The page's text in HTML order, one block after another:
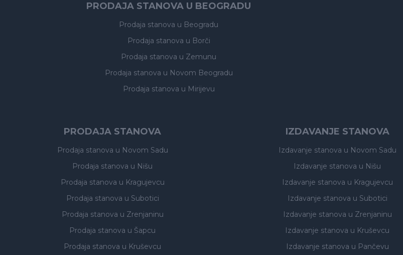
PRODAJA STANOVA U BEOGRADU
Prodaja stanova u Beogradu
Prodaja stanova u Borči
Prodaja stanova u Zemunu
Prodaja stanova u Novom Beogradu
Prodaja stanova u Mirijevu
PRODAJA STANOVA
Prodaja stanova u Novom Sadu
Prodaja stanova u Nišu
Prodaja stanova u Kragujevcu
Prodaja stanova u Subotici
Prodaja stanova u Zrenjaninu
Prodaja stanova u Šapcu
Prodaja stanova u Kruševcu
IZDAVANJE STANOVA
Izdavanje stanova u Novom Sadu
Izdavanje stanova u Nišu
Izdavanje stanova u Kragujevcu
Izdavanje stanova u Subotici
Izdavanje stanova u Zrenjaninu
Izdavanje stanova u Kruševcu
Izdavanje stanova u Pančevu